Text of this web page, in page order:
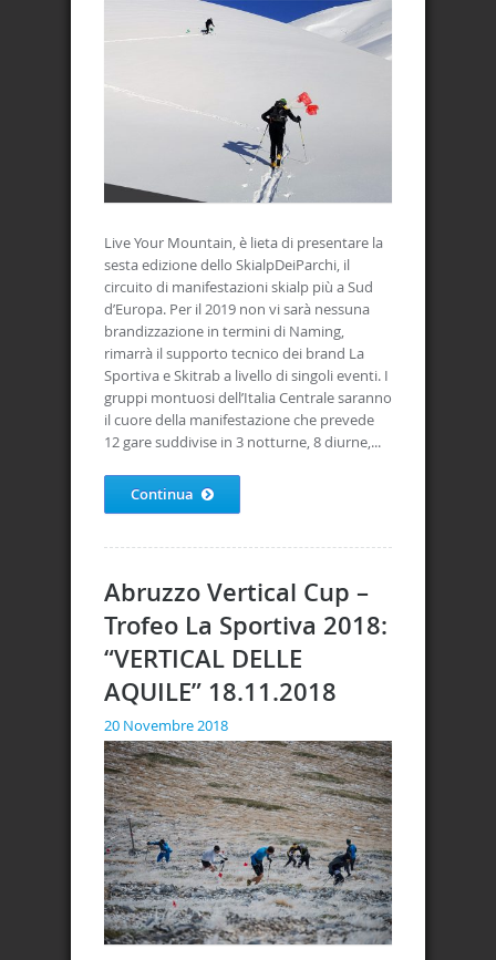
Live Your Mountain, è lieta di presentare la
sesta edizione dello SkialpDeiParchi, il
circuito di manifestazioni skialp più a Sud
d’Europa. Per il 2019 non vi sarà nessuna
brandizzazione in termini di Naming,
rimarrà il supporto tecnico dei brand La
Sportiva e Skitrab a livello di singoli eventi. I
gruppi montuosi dell’Italia Centrale saranno
il cuore della manifestazione che prevede
12 gare suddivise in 3 notturne, 8 diurne,...
Continua
Abruzzo Vertical Cup –
Trofeo La Sportiva 2018:
“VERTICAL DELLE
AQUILE” 18.11.2018
20 Novembre 2018